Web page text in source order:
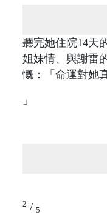
聽完她住院14天
姐妹情、與謝雷
慨：「命運對她
」
2 / 5